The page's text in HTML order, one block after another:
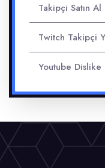
Takipçi Satın Al
Twitch Takipçi
Youtube